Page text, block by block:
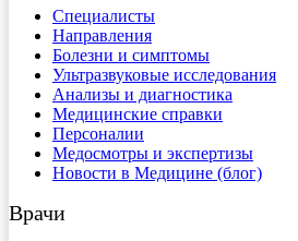
Специалисты
Направления
Болезни и симптомы
Ультразвуковые исследования
Анализы и диагностика
Медицинские справки
Персоналии
Медосмотры и экспертизы
Новости в Медицине (блог)
Врачи